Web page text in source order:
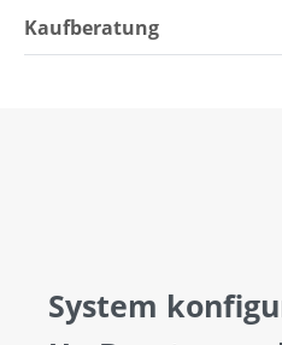
Kaufberatung
System